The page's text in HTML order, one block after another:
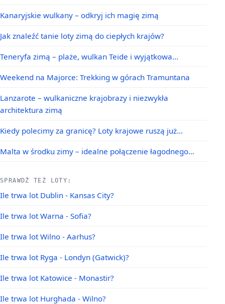
Kanaryjskie wulkany – odkryj ich magię zimą
Jak znaleźć tanie loty zimą do ciepłych krajów?
Teneryfa zimą – plaże, wulkan Teide i wyjątkowa…
Weekend na Majorce: Trekking w górach Tramuntana
Lanzarote – wulkaniczne krajobrazy i niezwykła
architektura zimą
Kiedy polecimy za granicę? Loty krajowe ruszą już…
Malta w środku zimy – idealne połączenie łagodnego…
SPRAWDŹ TEŻ LOTY:
Ile trwa lot Dublin - Kansas City?
Ile trwa lot Warna - Sofia?
Ile trwa lot Wilno - Aarhus?
Ile trwa lot Ryga - Londyn (Gatwick)?
Ile trwa lot Katowice - Monastir?
Ile trwa lot Hurghada - Wilno?